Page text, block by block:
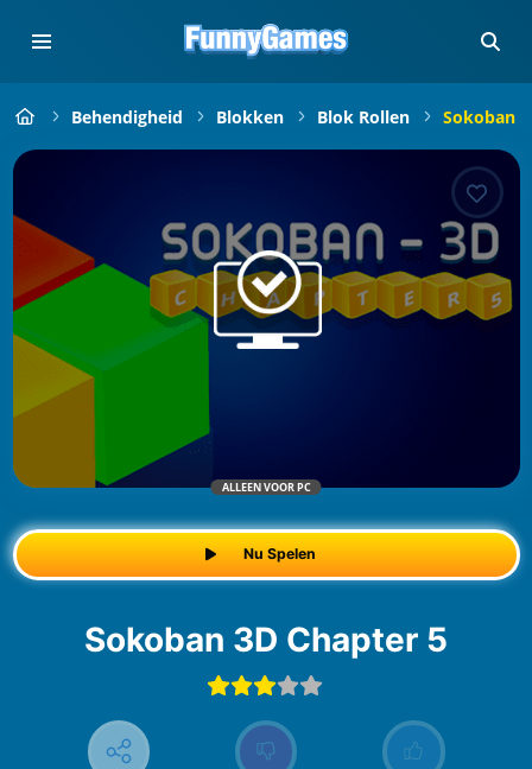
Behendigheid Blokken Blok Rollen Sokoban
ALLEEN VOOR PC
Nu Spelen
Sokoban 3D Chapter 5